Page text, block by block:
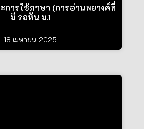
การใช้ภาษา (การอ่านพยางค์ที่
มี รอหัน ม.1
18 เมษายน 2025